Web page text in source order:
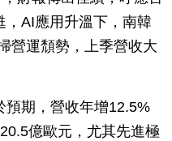
，AI應用升溫下，南韓
營運頹勢，上季營收大
預期，營收年增12.5%
億歐元，尤其先進極